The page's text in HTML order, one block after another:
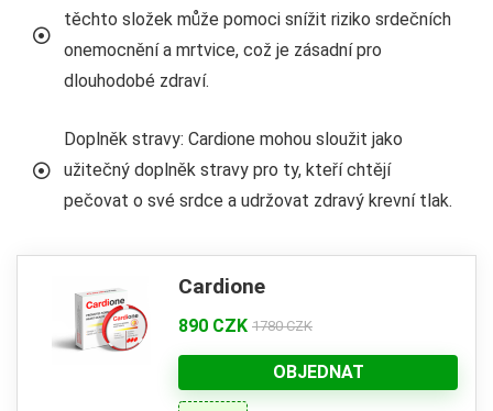
těchto složek může pomoci snížit riziko srdečních
onemocnění a mrtvice, což je zásadní pro
dlouhodobé zdraví.
Doplněk stravy: Cardione mohou sloužit jako
užitečný doplněk stravy pro ty, kteří chtějí
pečovat o své srdce a udržovat zdravý krevní tlak.
Cardione
890 CZK 1780 CZK
OBJEDNAT